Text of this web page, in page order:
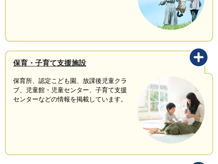
保育・子育て支援施設
保育所、認定こども園、放課後児童クラ
ブ、児童館・児童センター、子育て支援
センターなどの情報を掲載しています。